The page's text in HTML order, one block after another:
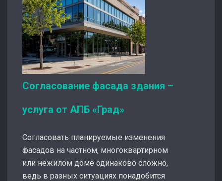
Согласование фасада здания –
услуга от АПБ «Град»
Согласовать планируемые изменения
фасадов на частном, многоквартирном
или нежилом доме одинаково сложно,
ведь в разных ситуациях понадобится